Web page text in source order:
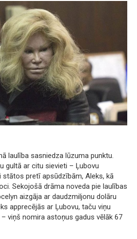
laulība sasniedza lūzuma punktu.
gultā ar citu sievieti – Ļubovu
stātos pretī apsūdzībām, Aleks, kā
Sekojošā drāma noveda pie laulības
aizgāja ar daudzmiljonu dolāru
apprecējās ar Ļubovu, taču viņu
viņš nomira astoņus gadus vēlāk 67